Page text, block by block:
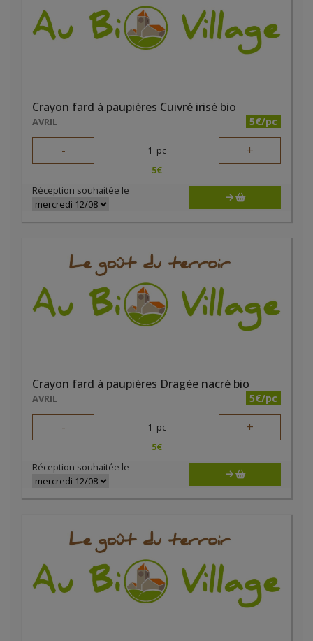
Crayon fard à paupières Cuivré irisé bio
AVRIL 5€/pc
- 1 pc +
5€
Réception souhaitée le
Crayon fard à paupières Dragée nacré bio
AVRIL 5€/pc
- 1 pc +
5€
Réception souhaitée le